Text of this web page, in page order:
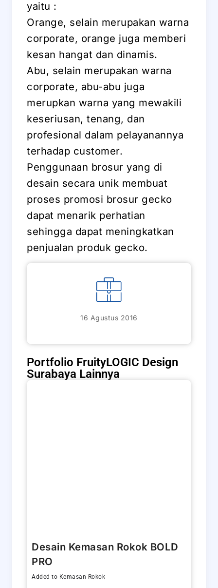
yaitu :
Orange, selain merupakan warna
corporate, orange juga memberi
kesan hangat dan dinamis.
Abu, selain merupakan warna
corporate, abu-abu juga
merupkan warna yang mewakili
keseriusan, tenang, dan
profesional dalam pelayanannya
terhadap customer.
Penggunaan brosur yang di
desain secara unik membuat
proses promosi brosur gecko
dapat menarik perhatian
sehingga dapat meningkatkan
penjualan produk gecko.
16 Agustus 2016
Portfolio FruityLOGIC Design
Surabaya Lainnya
Desain Kemasan Rokok BOLD
PRO
Added to Kemasan Rokok